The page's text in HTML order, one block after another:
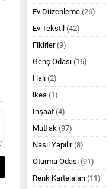
Ev Düzenleme (26)
Ev Tekstil (42)
Fikirler(9)
Genç Odası (16)
Halı (2)
ikea (1)
İnşaat (4)
Mutfak (97)
Nasıl Yapılır(8)
Oturma Odası (91)
Renk Kartelaları (11)